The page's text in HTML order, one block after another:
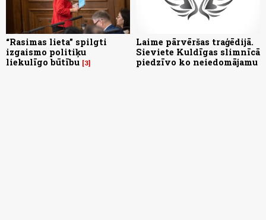
“Rasimas lieta” spilgti
izgaismo politiķu
liekulīgo būtību 3
Laime pārvēršas traģēdijā.
Sieviete Kuldīgas slimnīcā
piedzīvo ko neiedomājamu